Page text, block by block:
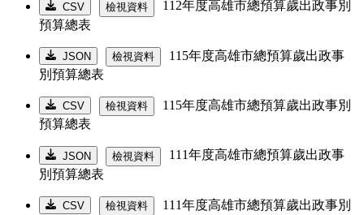
CSV 檢視資料
112年度高雄市總預算歲出政事別
預算總表
JSON 檢視資料
115年度高雄市總預算歲出政事
別預算總表
CSV 檢視資料
115年度高雄市總預算歲出政事別
預算總表
JSON 檢視資料
111年度高雄市總預算歲出政事
別預算總表
CSV 檢視資料
111年度高雄市總預算歲出政事別